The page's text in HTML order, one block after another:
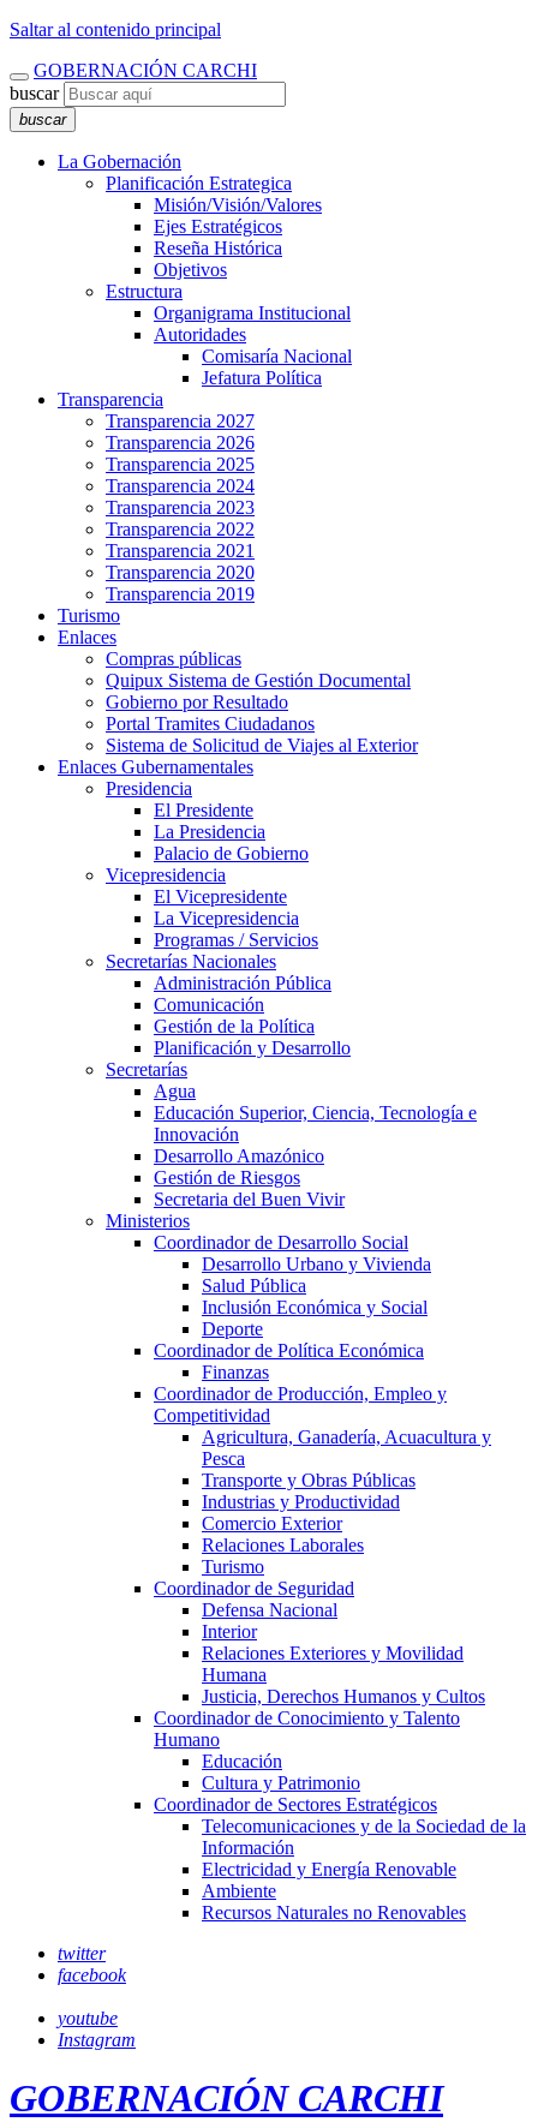
Saltar al contenido principal
GOBERNACIÓN CARCHI
buscar
buscar
La Gobernación
Planificación Estrategica
Misión/Visión/Valores
Ejes Estratégicos
Reseña Histórica
Objetivos
Estructura
Organigrama Institucional
Autoridades
Comisaría Nacional
Jefatura Política
Transparencia
Transparencia 2027
Transparencia 2026
Transparencia 2025
Transparencia 2024
Transparencia 2023
Transparencia 2022
Transparencia 2021
Transparencia 2020
Transparencia 2019
Turismo
Enlaces
Compras públicas
Quipux Sistema de Gestión Documental
Gobierno por Resultado
Portal Tramites Ciudadanos
Sistema de Solicitud de Viajes al Exterior
Enlaces Gubernamentales
Presidencia
El Presidente
La Presidencia
Palacio de Gobierno
Vicepresidencia
El Vicepresidente
La Vicepresidencia
Programas / Servicios
Secretarías Nacionales
Administración Pública
Comunicación
Gestión de la Política
Planificación y Desarrollo
Secretarías
Agua
Educación Superior, Ciencia, Tecnología e
Innovación
Desarrollo Amazónico
Gestión de Riesgos
Secretaria del Buen Vivir
Ministerios
Coordinador de Desarrollo Social
Desarrollo Urbano y Vivienda
Salud Pública
Inclusión Económica y Social
Deporte
Coordinador de Política Económica
Finanzas
Coordinador de Producción, Empleo y
Competitividad
Agricultura, Ganadería, Acuacultura y
Pesca
Transporte y Obras Públicas
Industrias y Productividad
Comercio Exterior
Relaciones Laborales
Turismo
Coordinador de Seguridad
Defensa Nacional
Interior
Relaciones Exteriores y Movilidad
Humana
Justicia, Derechos Humanos y Cultos
Coordinador de Conocimiento y Talento
Humano
Educación
Cultura y Patrimonio
Coordinador de Sectores Estratégicos
Telecomunicaciones y de la Sociedad de la
Información
Electricidad y Energía Renovable
Ambiente
Recursos Naturales no Renovables
twitter
facebook
youtube
Instagram
GOBERNACIÓN CARCHI